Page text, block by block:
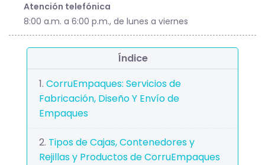
Atención telefónica
8:00 a.m. a 6:00 p.m., de lunes a viernes
Índice
CorruEmpaques: Servicios de
Fabricación, Diseño Y Envío de
Empaques
Tipos de Cajas, Contenedores y
Rejillas y Productos de CorruEmpaques